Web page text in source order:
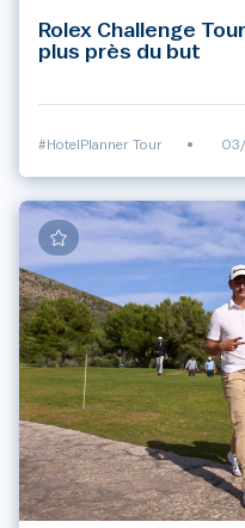
Rolex Challenge
plus près du but
#HotelPlanner Tour •